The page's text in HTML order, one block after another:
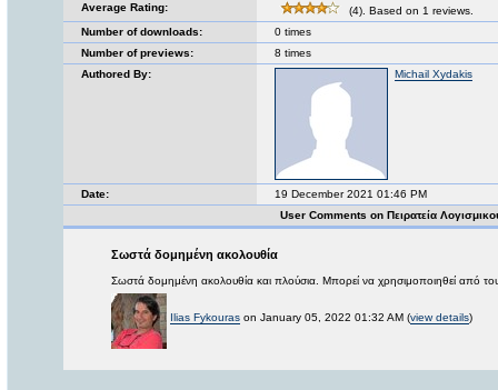
Average Rating:
(4). Based on 1 reviews.
Number of downloads:
0 times
Number of previews:
8 times
Authored By:
Michail Xydakis
Date:
19 December 2021 01:46 PM
User Comments on Πειρατεία
Σωστά δομημένη ακολουθία
Σωστά δομημένη ακολουθία και πλούσια. Μπορεί να χρησιμοποιηθεί από
Ilias Fykouras on January 05, 2022 01:32 AM (view details)